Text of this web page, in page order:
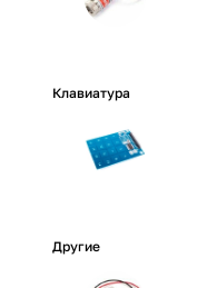
Клавиатура
Другие